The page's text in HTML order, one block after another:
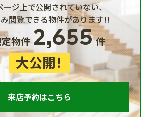
ージ上で公開されていない、
閲覧できる物件があります!!
物件2,655件
大公開！
来店予約はこちら